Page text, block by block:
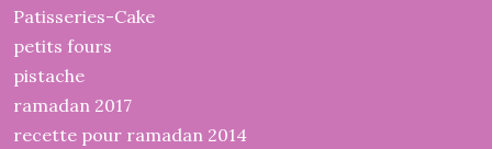
Patisseries-Cake
petits fours
pistache
ramadan 2017
recette pour ramadan 2014